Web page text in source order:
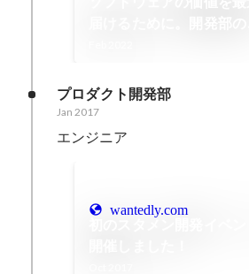
プロダクト開発部
Jan 2017
エンジニア
wantedly.com